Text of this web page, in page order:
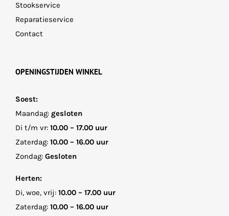
Stookservice
Reparatieservice
Contact
OPENINGSTIJDEN WINKEL
Soest:
Maandag: gesloten
Di t/m vr: 10.00 – 17.00 uur
Zaterdag: 10.00 – 16.00 uur
Zondag: Gesloten
Herten:
Di, woe, vrij: 10.00 – 17.00 uur
Zaterdag: 10.00 – 16.00 uur